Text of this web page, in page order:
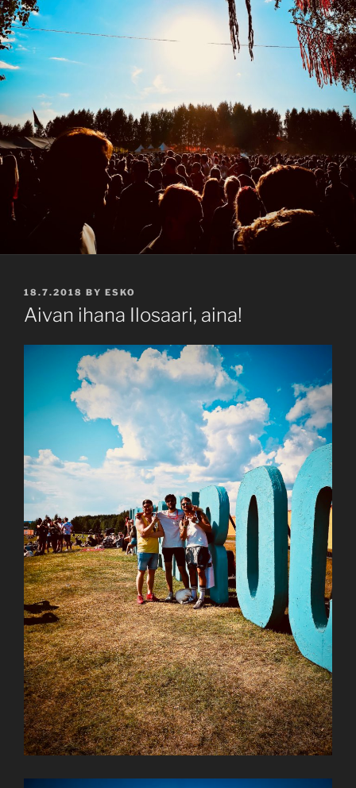
POSTED
ON
18.7.2018 BY ESKO
Aivan ihana Ilosaari, aina!